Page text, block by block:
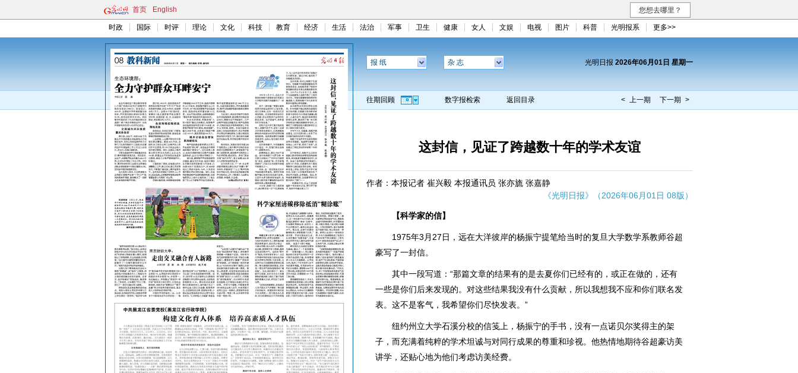
首页 English 您想去哪里？
时政 国际 时评 理论 文化 科技 教育 经济 生活 法治 军事 卫生 健康 女人 文娱 电视 图片 科普 光明报系 更多>>
报 纸 杂 志 光明日报 2026年06月01日 星期一
往期回顾 数字报检索 返回目录 < 上一期 下一期 >
这封信，见证了跨越数十年的学术友谊
作者：本报记者 崔兴毅 本报通讯员 张亦旒 张嘉静
《光明日报》（2026年06月01日 08版）
【科学家的信】
1975年3月27日，远在大洋彼岸的杨振宁提笔给当时的复旦大学数学系教师谷超
豪写了一封信。
其中一段写道：“那篇文章的结果有的是去夏你们已经有的，或正在做的，还有
一些是你们后来发现的。对这些结果我没有什么贡献，所以我想我不应和你们联名发
表。这不是客气，我希望你们尽快发表。”
纽约州立大学石溪分校的信笺上，杨振宁的手书，没有一点诺贝尔奖得主的架
子，而充满着纯粹的学术坦诚与对同行成果的尊重和珍视。他热情地期待谷超豪访美
讲学，还贴心地为他们考虑访美经费。